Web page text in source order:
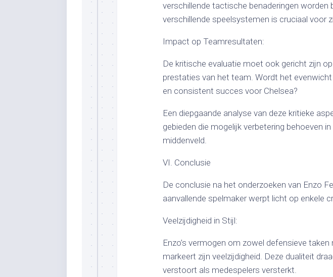
verschillende tactische benaderingen
verschillende speelsystemen is cruciaal voor
Impact op Teamresultaten:
De kritische evaluatie moet ook gericht zijn
prestaties van het team. Wordt het
en consistent succes voor Chelsea?
Een diepgaande analyse van deze kritieke
gebieden die mogelijk verbetering behoeven
middenveld.
VI. Conclusie
De conclusie na het onderzoeken van Enzo
aanvallende spelmaker werpt licht op enkele
Veelzijdigheid in Stijl:
Enzo’s vermogen om zowel defensieve
markeert zijn veelzijdigheid. Deze dualiteit
verstoort als medespelers versterkt.